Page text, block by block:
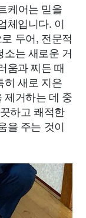
케어는 믿을
체입니다. 이
두어, 전문적
소는 새로운 거
움과 찌든 때
히 새로 지은
제거하는 데 중
하고 쾌적한
을 주는 것이